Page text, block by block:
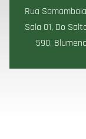
Rua
Sala 01, Do
590,